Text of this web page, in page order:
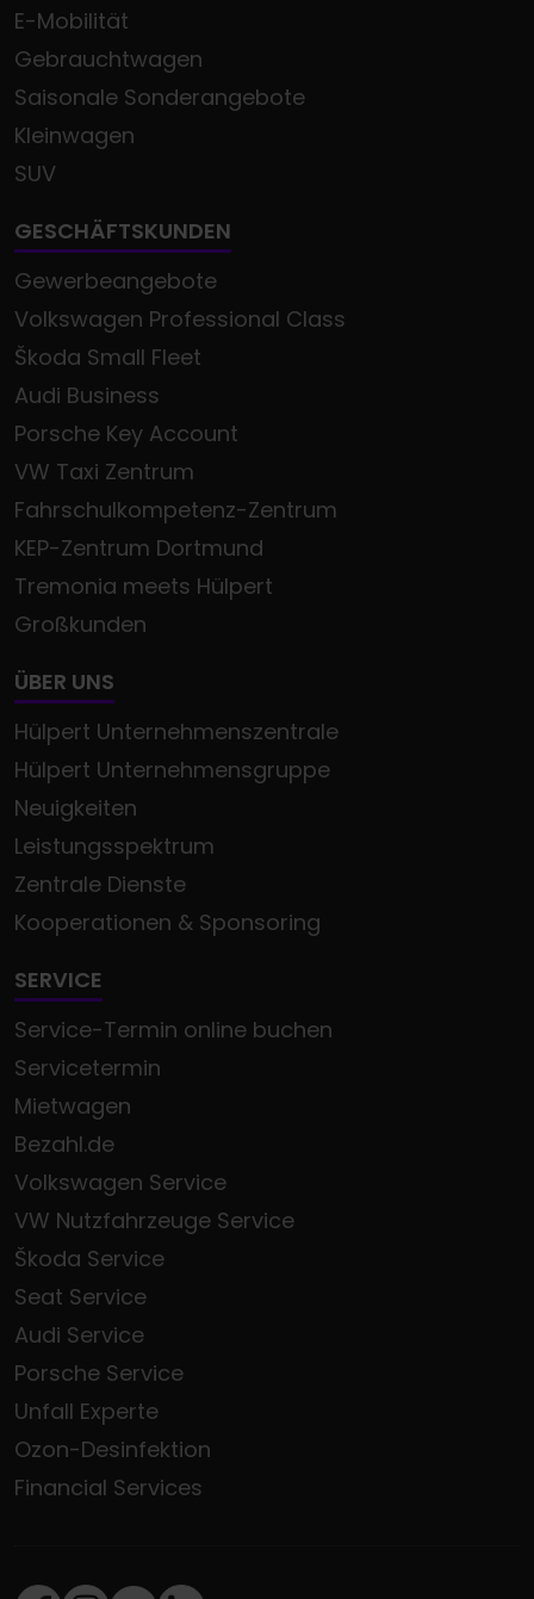
E-Mobilität
Gebrauchtwagen
Saisonale Sonderangebote
Kleinwagen
SUV
GESCHÄFTSKUNDEN
Gewerbeangebote
Volkswagen Professional Class
Škoda Small Fleet
Audi Business
Porsche Key Account
VW Taxi Zentrum
Fahrschulkompetenz-Zentrum
KEP-Zentrum Dortmund
Tremonia meets Hülpert
Großkunden
ÜBER UNS
Hülpert Unternehmenszentrale
Hülpert Unternehmensgruppe
Neuigkeiten
Leistungsspektrum
Zentrale Dienste
Kooperationen & Sponsoring
SERVICE
Service-Termin online buchen
Servicetermin
Mietwagen
Bezahl.de
Volkswagen Service
VW Nutzfahrzeuge Service
Škoda Service
Seat Service
Audi Service
Porsche Service
Unfall Experte
Ozon-Desinfektion
Financial Services